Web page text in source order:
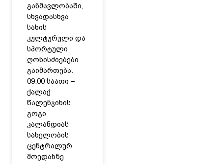
განმავლობაში,
სხვადასხვა
სახის
კულტურული და
სპორტული
ღონისძიებები
გაიმართება.
09:00 საათი –
ქალაქ
წალენჯიხის,
გოგი
კალანდიას
სახელობის
ცენტრალურ
მოედანზე